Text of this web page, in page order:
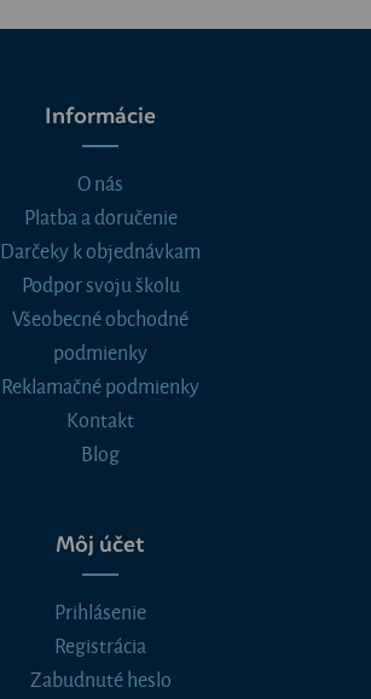
Informácie
O nás
Platba a doručenie
Darčeky k objednávkam
Podpor svoju školu
Všeobecné obchodné
podmienky
Reklamačné podmienky
Kontakt
Blog
Môj účet
Prihlásenie
Registrácia
Zabudnuté heslo